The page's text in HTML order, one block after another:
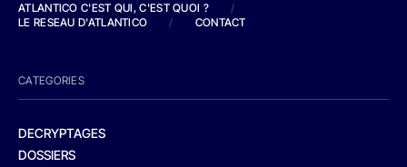
ATLANTICO C'EST QUI, C'EST QUOI ?
/
LE RESEAU D'ATLANTICO
/ CONTACT
CATEGORIES
DECRYPTAGES
DOSSIERS